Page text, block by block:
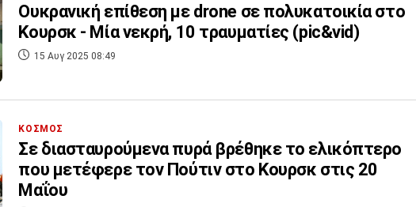
Ουκρανική επίθεση με drone σε πολυκατοικία στο
Κουρσκ - Μία νεκρή, 10 τραυματίες (pic&vid)
15 Αυγ 2025 08:49
ΚΟΣΜΟΣ
Σε διασταυρούμενα πυρά βρέθηκε το ελικόπτερο
που μετέφερε τον Πούτιν στο Κουρσκ στις 20
Μαΐου